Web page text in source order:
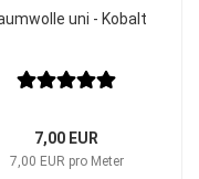
uni - Kobalt
7,00 EUR
7,00 EUR pro Meter